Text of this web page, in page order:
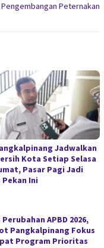
Pengembangan Peternakan
Jadwalkan
Kota Setiap Selasa
Pasar Pagi Jadi
Pekan Ini
Perubahan APBD 2026,
Pangkalpinang Fokus
Program Prioritas